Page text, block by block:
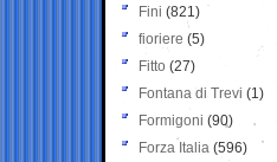
Fini (821)
fioriere (5)
Fitto (27)
Fontana di Trevi (1)
Formigoni (90)
Forza Italia (596)